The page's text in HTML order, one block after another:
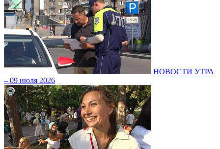
НОВОСТИ УТРА
– 09 июля 2026